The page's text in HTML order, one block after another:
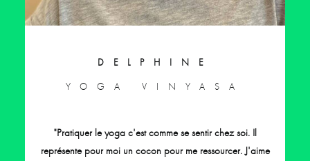
DELPHINE
YOGA VINYASA
"Pratiquer le yoga c'est comme se sentir chez soi. Il
représente pour moi un cocon pour me ressourcer. J'aime